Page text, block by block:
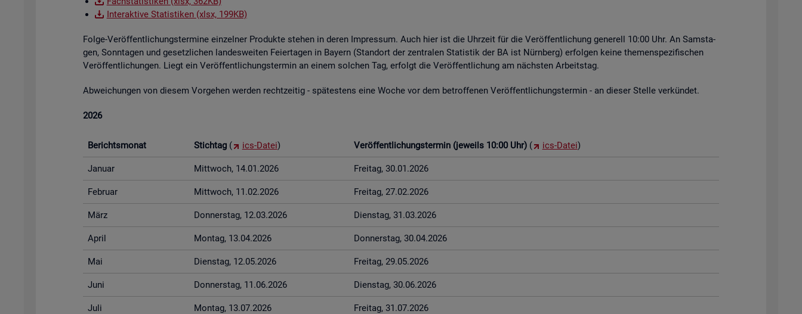
In­ter­ak­ti­ve Sta­tis­ti­ken (xlsx, 199KB)
Folge-Ver­öf­fent­li­chungs­ter­mi­ne ein­zel­ner Pro­duk­te ste­hen in deren Im­pres­sum. Auch hier ist die Uhr­zeit für die Ver­öf­fent­li­chung ge­ne­rell 10:00 Uhr. An Sams­ta­
gen, Sonn­ta­gen und ge­setz­li­chen lan­des­wei­ten Fei­er­ta­gen in Bay­ern (Stand­ort der zen­tra­len Sta­tis­tik der BA ist Nürn­berg) er­fol­gen keine the­men­spe­zi­fi­schen
Ver­öf­fent­li­chun­gen. Liegt ein Ver­öf­fent­li­chungs­ter­min an einem sol­chen Tag, er­folgt die Ver­öf­fent­li­chung am nächs­ten Ar­beits­tag.
Ab­wei­chun­gen von die­sem Vor­ge­hen wer­den recht­zei­tig - spä­tes­tens eine Woche vor dem be­trof­fe­nen Ver­öf­fent­li­chungs­ter­min - an die­ser Stel­le ver­kün­det.
2026
Be­richts­mo­nat Stich­tag ( ics-Datei) Ver­öf­fent­li­chungs­ter­min (je­weils 10:00 Uhr) ( ics-Datei)
Ja­nu­ar Mitt­woch, 14.01.2026 Frei­tag, 30.01.2026
Fe­bru­ar Mitt­woch, 11.02.2026 Frei­tag, 27.02.2026
März Don­ners­tag, 12.03.2026 Diens­tag, 31.03.2026
April Mon­tag, 13.04.2026 Don­ners­tag, 30.04.2026
Mai Diens­tag, 12.05.2026 Frei­tag, 29.05.2026
Juni Don­ners­tag, 11.06.2026 Diens­tag, 30.06.2026
Juli Mon­tag, 13.07.2026 Frei­tag, 31.07.2026